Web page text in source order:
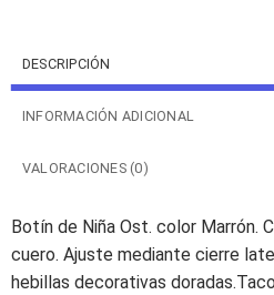
DESCRIPCIÓN
INFORMACIÓN ADICIONAL
VALORACIONES (0)
Botín de Niña Ost. color Marrón.
cuero. Ajuste mediante cierre
hebillas decorativas